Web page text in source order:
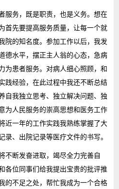
服务，既是职责，也是义务。想在
首先要提高服务质量，让每一个就
院的知名度。参加工作以后，我发
德水平，摆正主人翁的心态，急病
为患者服务。对病人细心照顾，和
践经验，在此过程中我还不断总结
自我独立思考、独立解决问题、独
为人民服务的崇高思想和医务工作
近一年的工作实践我熟练掌握了大
录、出院记录等医疗文件的书写。
不断发奋进取，竭尽全力完善自
各位同事们给我提出宝贵的批评推
的不足之处，帮忙我成为一个合格